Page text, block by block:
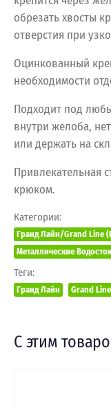
обрезать хвосты
отверстия при
Оцинкованный
необходимости
Подходит под
внутри желоба,
или держать на
Привлекательная
крюком.
Категории:
Гранд Лайн/Grand Line
Металлические
Теги:
Гранд Лайн Grand Line
С этим